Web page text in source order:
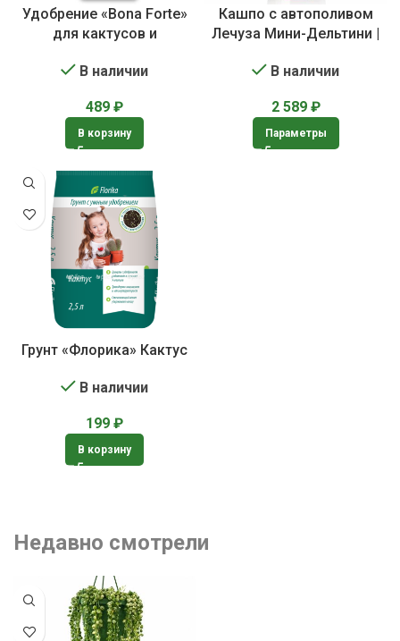
Удобрение «Bona Forte»
для кактусов и
В наличии
489 ₽
В корзину
Кашпо с автополивом
Лечуза Мини-Дельтини |
В наличии
2 589 ₽
Параметры
Грунт «Флорика» Кактус
В наличии
199 ₽
В корзину
Недавно смотрели